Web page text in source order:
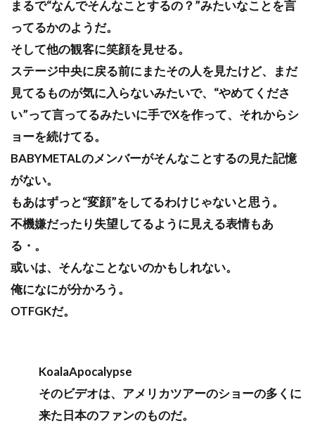
まるで“なんでそんなことするの？”みたいなことを言
ってるかのようだ。
そして他の観客に笑顔を見せる。
ステージ中央に戻る前にまたその人を見たけど、まだ
見てるものが気に入らないみたいで、“やめてくださ
い”って言ってるみたいに手でXを作って、それからシ
ョーを続けてる。
BABYMETALのメンバーがそんなことするの見た記憶
がない。
もあはずっと“変顔”をしてるわけじゃないと思う。
不機嫌だったり失望してるように見える表情もあ
る・。
或いは、そんなことないのかもしれない。
俺になにが分かろう。
OTFGKだ。
KoalaApocalypse
そのビデオは、アメリカツアーのショーの多くに
来た日本のファンのものだ。